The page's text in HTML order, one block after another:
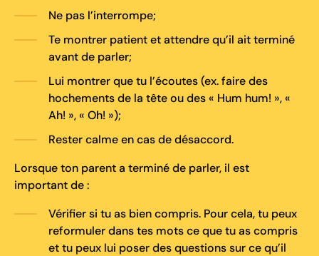
Ne pas l’interrompe;
Te montrer patient et attendre qu’il ait terminé
avant de parler;
Lui montrer que tu l’écoutes (ex. faire des
hochements de la tête ou des « Hum hum! », «
Ah! », « Oh! »);
Rester calme en cas de désaccord.
Lorsque ton parent a terminé de parler, il est
important de :
Vérifier si tu as bien compris. Pour cela, tu peux
reformuler dans tes mots ce que tu as compris
et tu peux lui poser des questions sur ce qu’il